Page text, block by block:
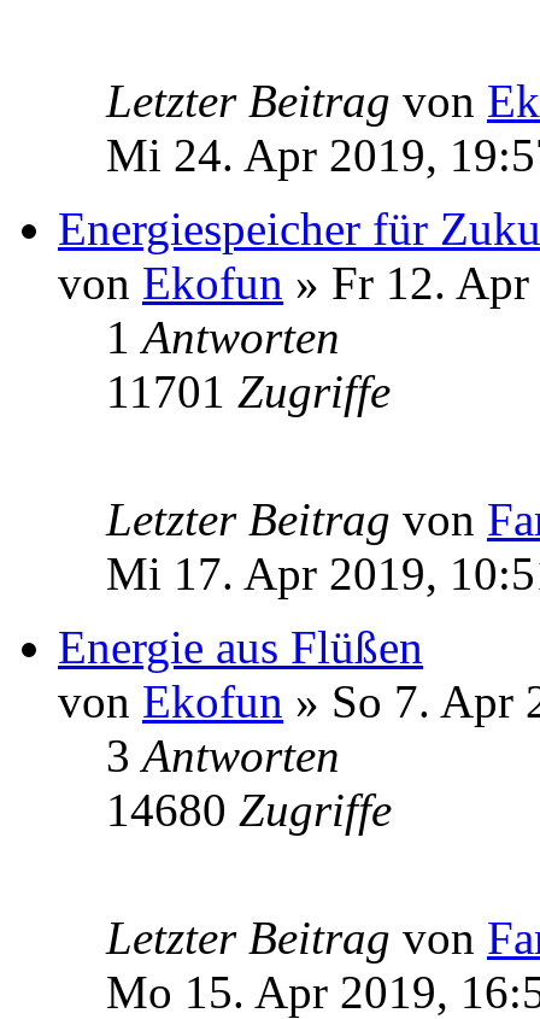
Letzter Beitrag von
Mi 24. Apr 2019,
Energiespeicher für
von Ekofun » Fr 12.
1Antworten
11701 Zugriffe
Letzter Beitrag von
Mi 17. Apr 2019,
Energie aus Flüßen
von Ekofun » So 7. Apr
3Antworten
14680 Zugriffe
Letzter Beitrag von
Mo 15. Apr 2019,